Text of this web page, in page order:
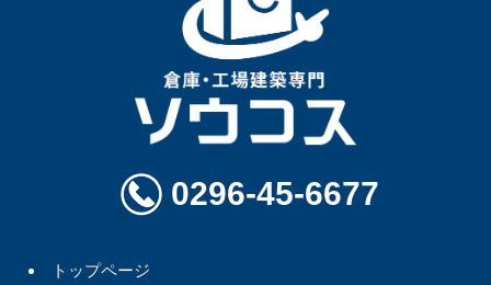
0296-45-6677
トップページ